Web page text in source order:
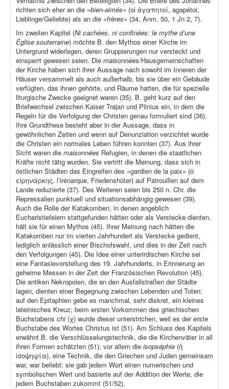
richten sich eher an die «bien-aimés» (οἱ ἀγαπητοί, agapétoi,
Lieblinge/Geliebte) als an die «frères» (34, Anm. 50, 1 Jn 2, 7).
Im zweiten Kapitel (Ni cachées, ni confinées: le mythe d’une
Église souterraine) möchte B. den Mythos einer Kirche im
Untergrund widerlegen, deren Gruppierungen nur versteckt und
einsperrt gewesen seien. Die maisonnées/Hausgemeinschaften
der Kirche haben sich ihrer Aussage nach sowohl im Inneren der
Häuser versammelt als auch außerhalb, bis sie über ein Gebäude
verfügten, das ihnen gehörte, und Räume hatten, die für spezielle
liturgische Zwecke geeignet waren (35). B. geht kurz auf den
Briefwechsel zwischen Kaiser Trajan und Plinius ein, in dem die
Regeln für die Verfolgung der Christen genau formuliert sind (36).
Ihre Grundthese besteht aber in der Aussage, dass in
gewöhnlichen Zeiten und wenn auf Denunziation verzichtet wurde
die Christen ein normales Leben führen konnten (37). Aus ihrer
Sicht waren die maisonnées Refugien, in denen die staatlichen
Kräfte nicht tätig wurden. Sie vertritt die Meinung, dass sich in
östlichen Städten das Eingreifen des «gardien de la paix» (ὁ
εἰρηνάρκης, l’irénarque, Friedenshüter) auf Patrouillen auf dem
Lande reduzierte (37). Des Weiteren seien bis 250 n. Chr. die
Repressalien punktuell und situationsabhängig gewesen (39).
Auch die Rolle der Katakomben, in denen angeblich
Eucharistiefeiern stattgefunden hätten oder als Verstecke dienten,
hält sie für einen Mythos (45). Ihrer Meinung nach hätten die
Katakomben nur im vierten Jahrhundert als Verstecke gedient,
lediglich anlässlich einer Bischofswahl, und dies in der Zeit nach
den Verfolgungen (45). Die Idee einer unterirdischen Kirche sei
eine Fantasievorstellung des 19. Jahrhunderts, in Erinnerung an
geheime Messen in der Zeit der Französischen Revolution (45).
Die antiken Nekropolen, die an den Ausfallstraßen der Städte
lagen, dienten einer Begegnung zwischen Lebenden und Toten;
auf den Epitaphien gebe es manchmal, sehr diskret, ein kleines
lateinisches Kreuz; beim ersten Vorkommen des griechischen
Buchstabens chi (χ) wurde dieser unterstrichen, weil es der erste
Buchstabe des Wortes Christus ist (51). Am Schluss des Kapitels
erwähnt B. die Verschlüsselungstechnik, die die Kirchenväter in all
ihren Formen schätzten (51); vor allem die isopséphie (ἡ
ἰσοψηφία), eine Technik, die den Griechen und Juden gemeinsam
war, war beliebt: sie gab jedem Wort einen numerischen und
symbolischen Wert und basierte auf der Addition der Werte, die
jedem Buchstaben zukommt (51/52).